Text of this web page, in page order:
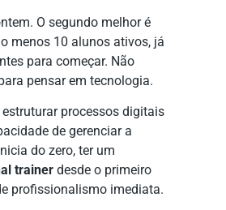
O segundo melhor é
menos 10 alunos ativos, já
para começar. Não
pensar em tecnologia.
processos digitais
de gerenciar a
do zero, ter um
trainer desde o primeiro
profissionalismo imediata.